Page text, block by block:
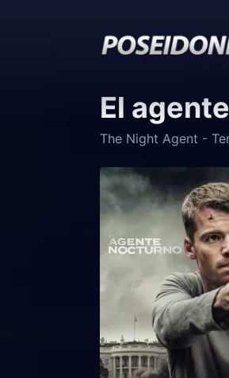
El
The Night Agent -